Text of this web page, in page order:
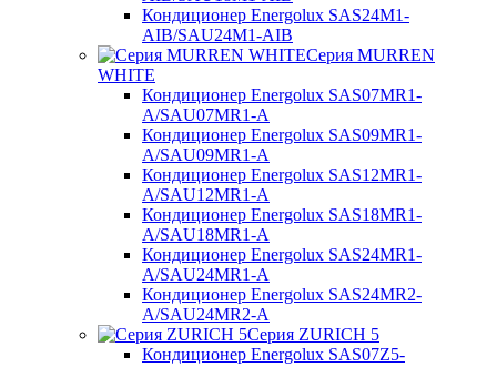
Кондиционер Energolux SAS24M1-
AIB/SAU24M1-AIB
Серия MURREN
WHITE
Кондиционер Energolux SAS07MR1-
A/SAU07MR1-A
Кондиционер Energolux SAS09MR1-
A/SAU09MR1-A
Кондиционер Energolux SAS12MR1-
A/SAU12MR1-A
Кондиционер Energolux SAS18MR1-
A/SAU18MR1-A
Кондиционер Energolux SAS24MR1-
A/SAU24MR1-A
Кондиционер Energolux SAS24MR2-
A/SAU24MR2-A
Серия ZURICH 5
Кондиционер Energolux SAS07Z5-